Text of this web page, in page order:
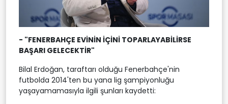
- "FENERBAHÇE EVİNİN İÇİNİ TOPARLAYABİLİRSE
BAŞARI GELECEKTİR"
Bilal Erdoğan, taraftarı olduğu Fenerbahçe'nin
futbolda 2014'ten bu yana lig şampiyonluğu
yaşayamamasıyla ilgili şunları kaydetti: